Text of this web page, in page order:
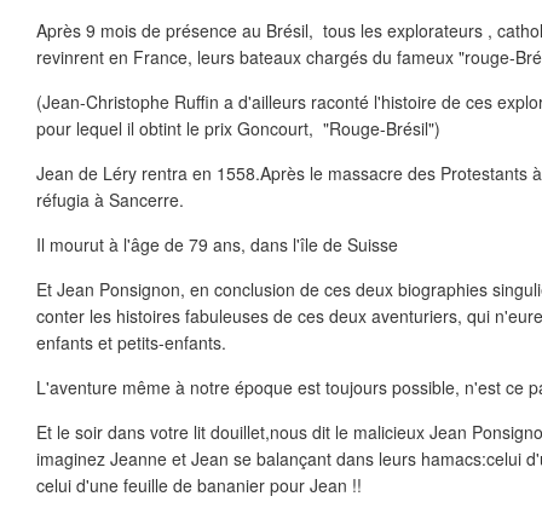
Après 9 mois de présence au Brésil, tous les explorateurs ,
revinrent en France, leurs bateaux chargés du fameux "rouge-
(Jean-Christophe Ruffin a d'ailleurs raconté l'histoire de ces
pour lequel il obtint le prix Goncourt, "Rouge-Brésil")
Jean de Léry rentra en 1558.Après le massacre des Protestants
réfugia à Sancerre.
Il mourut à l'âge de 79 ans, dans l'île de Suisse
Et Jean Ponsignon, en conclusion de ces deux biographies
conter les histoires fabuleuses de ces deux aventuriers, qui
enfants et petits-enfants.
L'aventure même à notre époque est toujours possible, n'est ce
Et le soir dans votre lit douillet,nous dit le malicieux Jean
imaginez Jeanne et Jean se balançant dans leurs hamacs:celui
celui d'une feuille de bananier pour Jean !!